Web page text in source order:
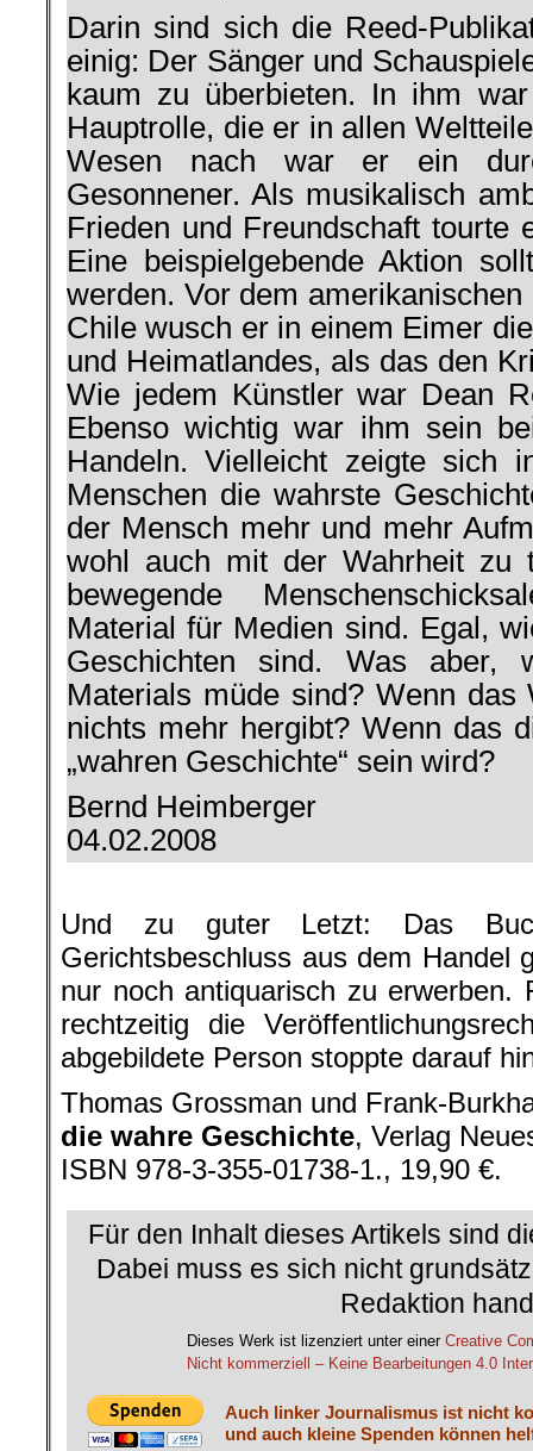
Darin sind sich die Reed-
einig: Der Sänger und
kaum zu überbieten. In ihm
Hauptrolle, die er in allen
Wesen nach war er ein
Gesonnener. Als musikalisch
Frieden und Freundschaft tourte
Eine beispielgebende Aktion
werden. Vor dem
Chile wusch er in einem Eimer
und Heimatlandes, als das den
Wie jedem Künstler war Dean
Ebenso wichtig war ihm sein
Handeln. Vielleicht zeigte sich
Menschen die wahrste
der Mensch mehr und mehr
wohl auch mit der Wahrheit zu
bewegende
Material für Medien sind. Egal,
Geschichten sind. Was aber,
Materials müde sind? Wenn das
nichts mehr hergibt? Wenn das
„wahren Geschichte“ sein wird?
Bernd Heimberger
04.02.2008
Und zu guter Letzt: Das
Gerichtsbeschluss aus dem Handel
nur noch antiquarisch zu erwerben.
rechtzeitig die
abgebildete Person stoppte darauf
Thomas Grossman und Frank-
die wahre Geschichte, Verlag
ISBN 978-3-355-01738-1., 19,90 €.
Für den Inhalt dieses Artikels sind
Dabei muss es sich nicht
Redaktion
Dieses Werk ist lizenziert unter einer Creative
Nicht kommerziell – Keine Bearbeitungen 4.0
Auch linker Journalismus ist nicht
und auch kleine Spenden können